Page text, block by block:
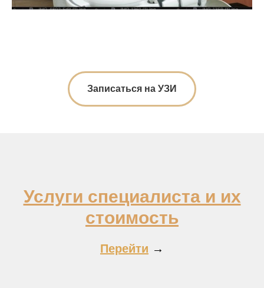
Записаться на УЗИ
Услуги специалиста и их
стоимость
Перейти →